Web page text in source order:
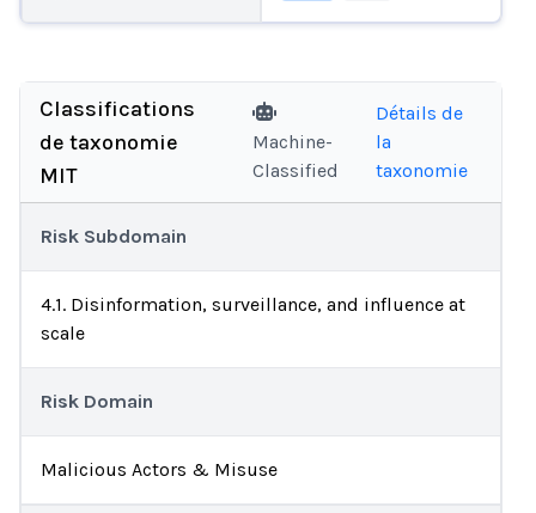
Classifications
de taxonomie
MIT
Machine-
Classified
Détails de
la
taxonomie
Risk Subdomain
4.1. Disinformation, surveillance, and influence at
scale
Risk Domain
Malicious Actors & Misuse